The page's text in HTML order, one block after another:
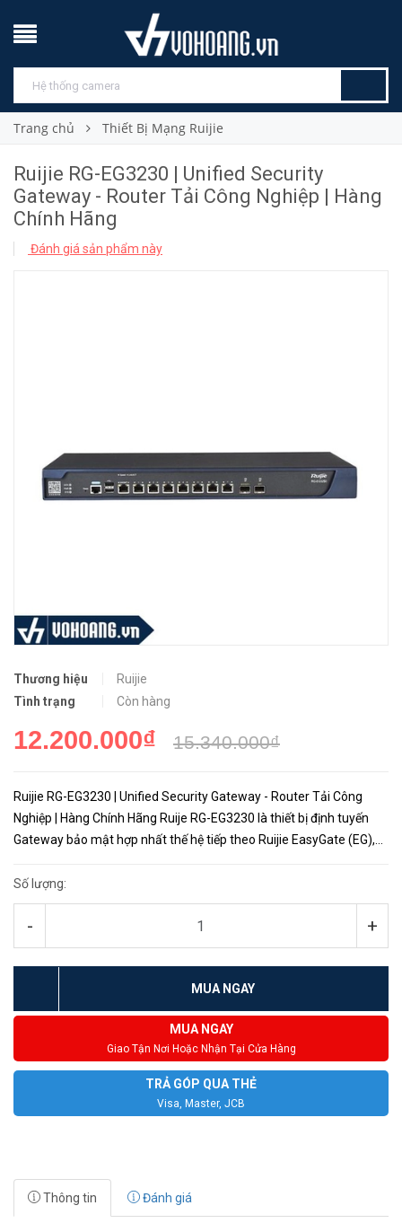
Trang chủ Thiết Bị Mạng Ruijie
Ruijie RG-EG3230 | Unified Security
Gateway - Router Tải Công Nghiệp | Hàng
Chính Hãng
Đánh giá sản phẩm này
Thương hiệu
Ruijie
Tình trạng
Còn hàng
12.200.000₫ 15.340.000₫
Ruijie RG-EG3230 | Unified Security Gateway - Router Tải Công
Nghiệp | Hàng Chính Hãng Ruije RG-EG3230 là thiết bị định tuyến
Gateway bảo mật hợp nhất thế hệ tiếp theo Ruijie EasyGate (EG),
Số lượng:
- +
MUA NGAY
MUA NGAY
Giao Tận Nơi Hoặc Nhận Tại Cửa Hàng
TRẢ GÓP QUA THẺ
Visa, Master, JCB
Thông tin Đánh giá